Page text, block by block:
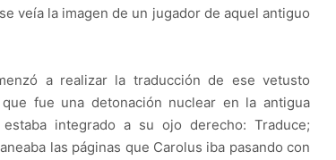
veía la imagen de un jugador de aquel antiguo
a realizar la traducción de ese vetusto
fue una detonación nuclear en la antigua
integrado a su ojo derecho: Traduce;
las páginas que Carolus iba pasando con